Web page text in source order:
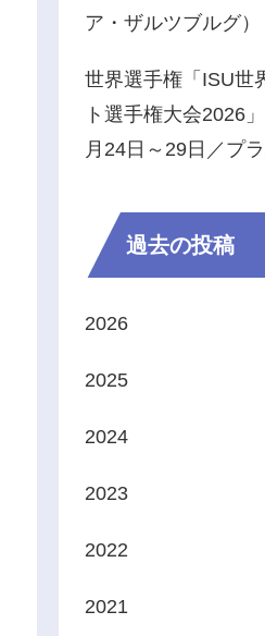
ア・ザルツブルグ）
世界選手権「ISU世
ト選手権大会2026
月24日～29日／プラ
過去の投稿
2026
2025
2024
2023
2022
2021